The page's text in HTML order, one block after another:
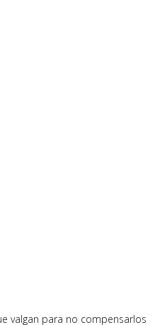
valgan para no compensarlos